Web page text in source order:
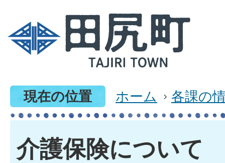
現在の位置 ホーム 各課の
介護保険について